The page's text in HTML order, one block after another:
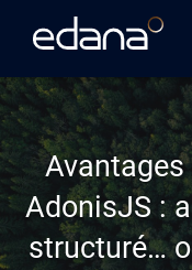
AdonisJS :
structuré…